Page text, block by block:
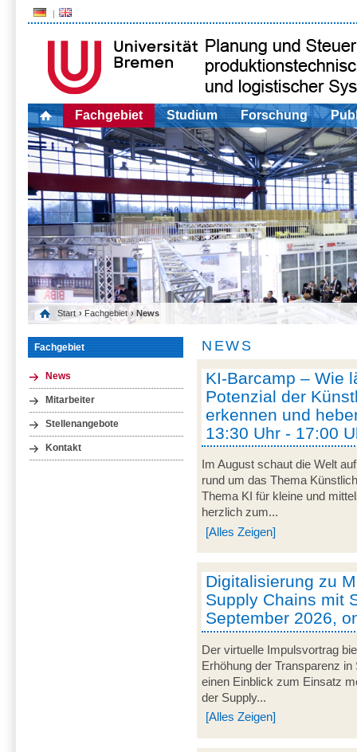
Fachgebiet Studium Forschung
Start › Fachgebiet › News
Fachgebiet
News
Mitarbeiter
Stellenangebote
Kontakt
NEWS
KI-Barcamp – Wie
Potenzial der
erkennen und
13:30 Uhr - 17:00
Im August schaut die Welt
rund um das Thema
Thema KI für kleine und
herzlich zum...
[Alles Zeigen]
Digitalisierung zu
Supply Chains mit
September 2026,
Der virtuelle Impulsvortrag
Erhöhung der Transparenz
einen Einblick zum Einsatz
der Supply...
[Alles Zeigen]